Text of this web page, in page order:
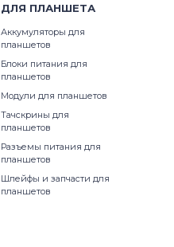
ДЛЯ ПЛАНШЕТА
Аккумуляторы для
планшетов
Блоки питания для
планшетов
Модули для планшетов
Тачскрины для
планшетов
Разъемы питания для
планшетов
Шлейфы и запчасти для
планшетов